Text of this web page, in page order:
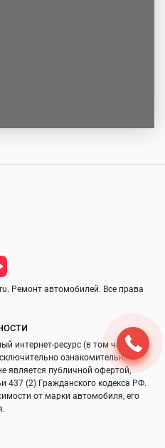
Ремонт автомобилей. Все права
интернет-ресурс (в том числе
ознакомительный
является публичной офертой,
437 (2) Гражданского кодекса РФ.
от марки автомобиля, его